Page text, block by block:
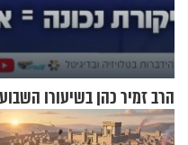
הרב זמיר כהן בשיעורו